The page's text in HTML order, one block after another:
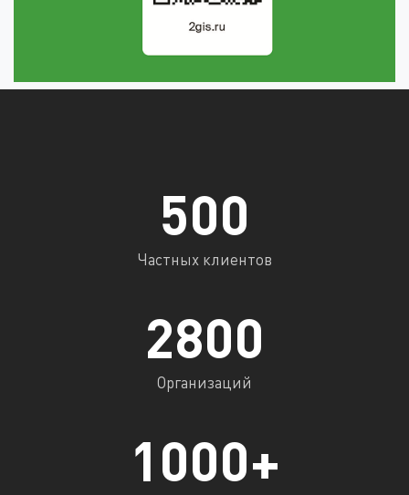
500
Частных клиентов
2800
Организаций
1000+